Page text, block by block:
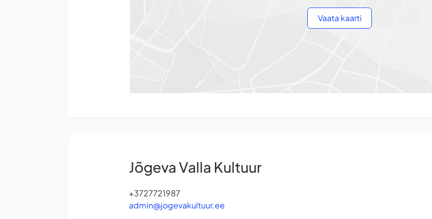
Vaata kaarti
Jõgeva Valla Kultuur
+3727721987
admin@jogevakultuur.ee